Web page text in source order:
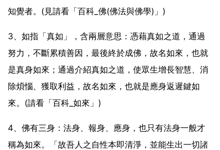
知覺者。(見請看「百科_佛(佛法與佛學)」)
3、如指「真如」，含兩層意思：憑藉真如之道，通過
努力，不斷累積善因，最後終於成佛，故名如來，也就
是真身如來；通過介紹真如之道，使眾生增長智慧、消
除煩惱、獲取利益，故名如來，也就是應身返遲鍵如
來。(請看「百科_如來」)
4、佛有三身：法身、報身、應身，也只有法身一般才
稱為如來。「故吾人之自性本即清淨，並能生出一切諸